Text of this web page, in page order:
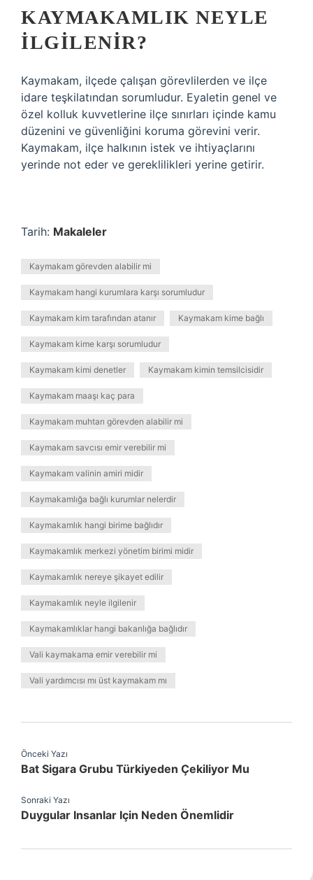
KAYMAKAMLIK NEYLE
ILGILENIR?
Kaymakam, ilçede çalışan görevlilerden ve ilçe
idare teşkilatından sorumludur. Eyaletin genel ve
özel kolluk kuvvetlerine ilçe sınırları içinde kamu
düzenini ve güvenliğini koruma görevini verir.
Kaymakam, ilçe halkının istek ve ihtiyaçlarını
yerinde not eder ve gereklilikleri yerine getirir.
Tarih: Makaleler
Kaymakam görevden alabilir mi
Kaymakam hangi kurumlara karşı sorumludur
Kaymakam kim tarafından atanır Kaymakam kime bağlı
Kaymakam kime karşı sorumludur
Kaymakam kimi denetler Kaymakam kimin temsilcisidir
Kaymakam maaşı kaç para
Kaymakam muhtarı görevden alabilir mi
Kaymakam savcısı emir verebilir mi
Kaymakam valinin amiri midir
Kaymakamlığa bağlı kurumlar nelerdir
Kaymakamlık hangi birime bağlıdır
Kaymakamlık merkezi yönetim birimi midir
Kaymakamlık nereye şikayet edilir
Kaymakamlık neyle ilgilenir
Kaymakamlıklar hangi bakanlığa bağlıdır
Vali kaymakama emir verebilir mi
Vali yardımcısı mı üst kaymakam mı
Önceki Yazı
Bat Sigara Grubu Türkiyeden Çekiliyor Mu
Sonraki Yazı
Duygular Insanlar Için Neden Önemlidir